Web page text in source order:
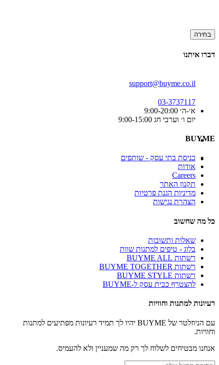
בחירה
דברו איתנו
support@buyme.co.il
03-3737117
א׳-ה׳ 9:00-20:00
יום ו׳ וערבי חג 9:00-15:00
BUYME
כניסת בתי עסק - שותפים
אודות
Careers
תקנון האתר
מדיניות הגנת פרטיות
הצהרת נגישות
כל מה שחשוב
שאלות ותשובות
בלוג - טיפים למתנות שוות
רשתות BUYME ALL
רשתות BUYME TOGETHER
רשתות BUYME STYLE
להצטרף כבית עסק ל-BUYME
רעיונות למתנות וחוויות
עם הניוזלטר של BUYME יהיו לך תמיד רעיונות מפתיעים למתנות
וחוויות.
אנחנו מבטיחים לשלוח לך רק מה שמעניין ולא להעמיס.